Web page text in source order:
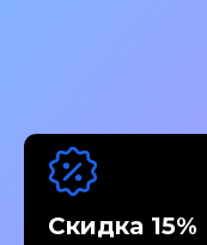
Скидка 15%